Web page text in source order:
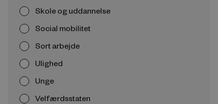
Skole og uddannelse
Social mobilitet
Sort arbejde
Ulighed
Unge
Velfærdsstaten